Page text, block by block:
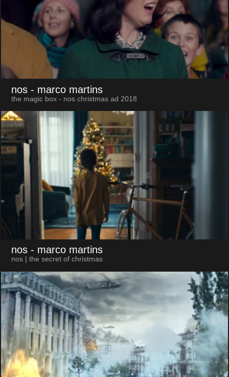
nos - marco martins
the magic box - nos christmas ad 2018
nos - marco martins
nos | the secret of christmas